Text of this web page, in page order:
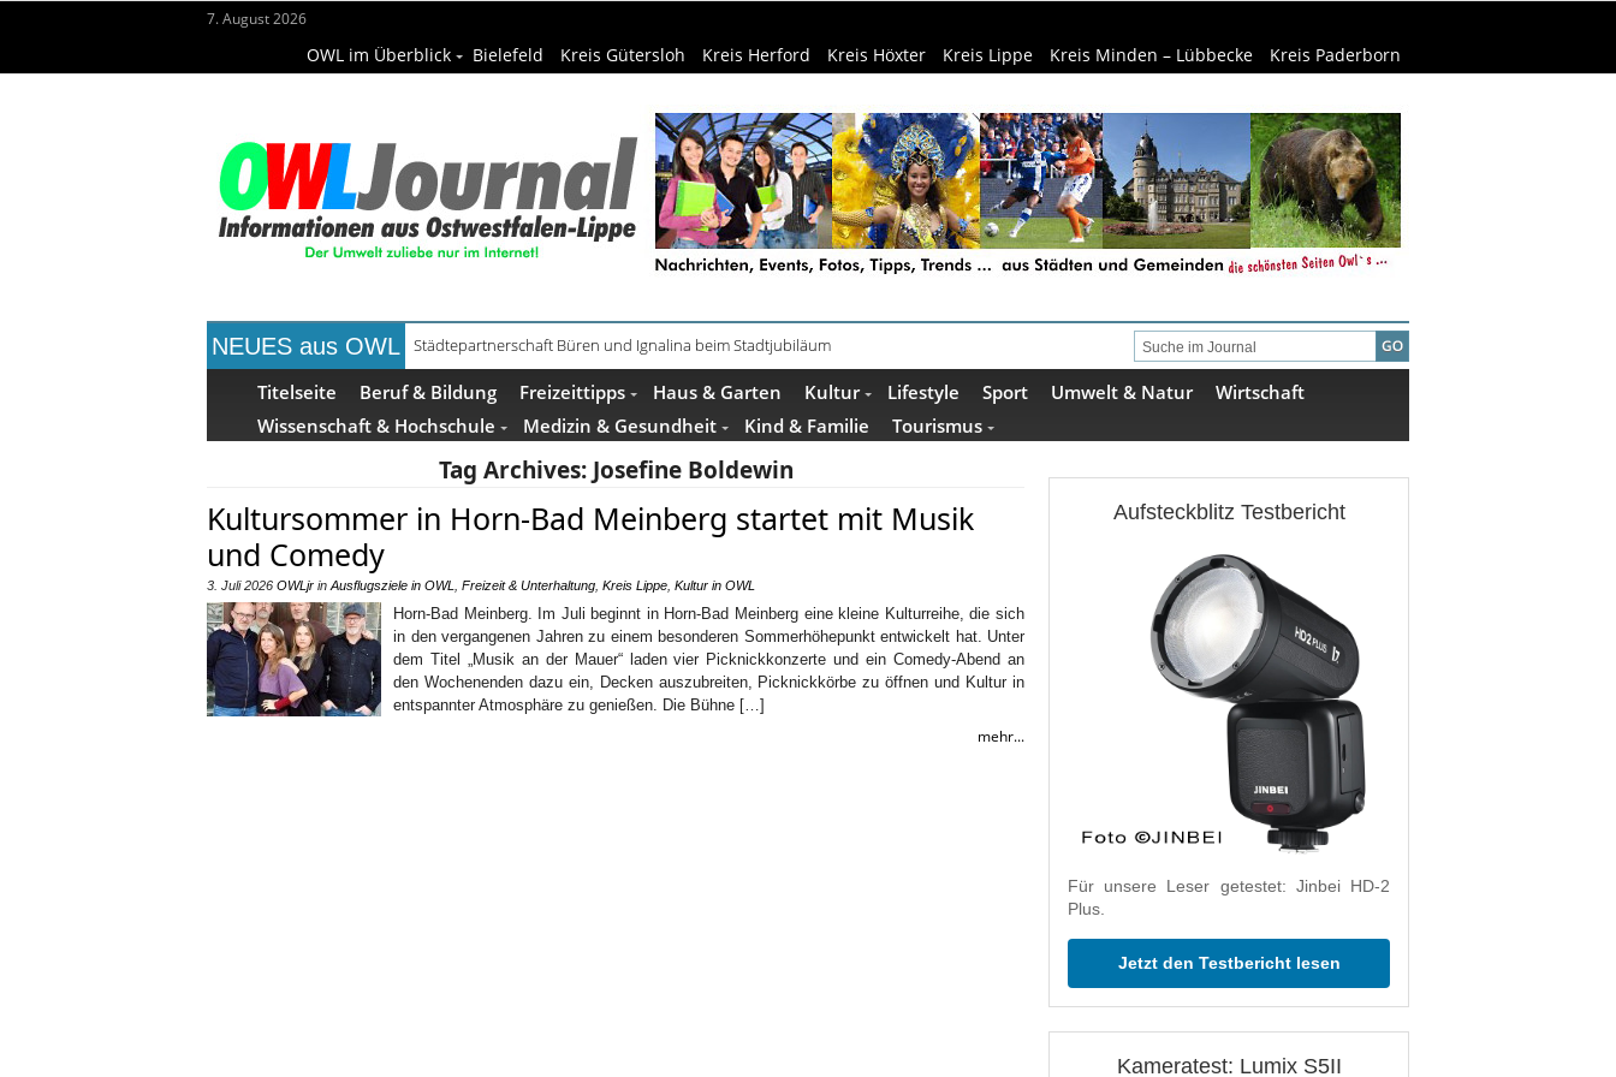
7. August 2026
OWL im Überblick Bielefeld Kreis Gütersloh Kreis Herford Kreis Höxter Kreis Lippe Kreis Minden – Lübbecke Kreis Paderborn
NEUES aus OWL
Städtepartnerschaft Büren und Ignalina beim Stadtjubiläum
Kollektion Skill Sharing der HSBI in Berlin ausgezeichnet
Titelseite Beruf & Bildung Freizeittipps Haus & Garten Kultur Lifestyle Sport Umwelt & Natur
Wirtschaft
Wissenschaft & Hochschule
Medizin & Gesundheit Kind & Familie Tourismus
Tag Archives: Josefine Boldewin
Kultursommer in Horn-Bad Meinberg startet mit Musik
und Comedy
3. Juli 2026 OWLjr in Ausflugsziele in OWL Freizeit & Unterhaltung Kreis Lippe Kultur in OWL
Horn-Bad Meinberg. Im Juli beginnt in Horn-Bad Meinberg eine kleine Kulturreihe, die sich
in den vergangenen Jahren zu einem besonderen Sommerhöhepunkt entwickelt hat. Unter
dem Titel „Musik an der Mauer“ laden vier Picknickkonzerte und ein Comedy-Abend an
den Wochenenden dazu ein, Decken auszubreiten, Picknickkörbe zu öffnen und Kultur in
entspannter Atmosphäre zu genießen. Die Bühne […]
mehr...
Aufsteckblitz Testbericht
Für unsere Leser getestet: Jinbei HD-2
Plus.
Jetzt den Testbericht lesen
Kameratest: Lumix S5II